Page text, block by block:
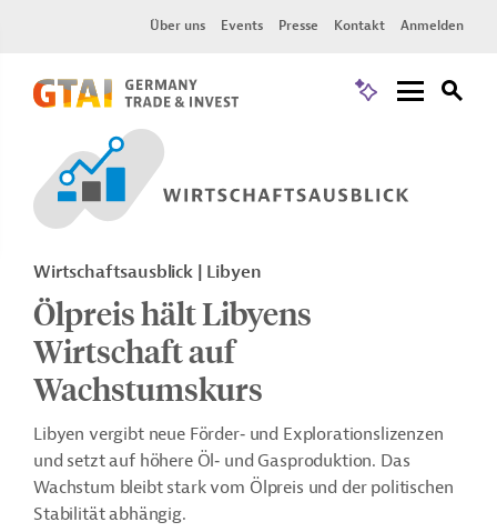
Über uns Events Presse Kontakt Anmelden
Wirtschaftsausblick | Libyen
Ölpreis hält Libyens
Wirtschaft auf
Wachstumskurs
Libyen vergibt neue Förder‑ und Explorationslizenzen
und setzt auf höhere Öl‑ und Gasproduktion. Das
Wachstum bleibt stark vom Ölpreis und der politischen
Stabilität abhängig.